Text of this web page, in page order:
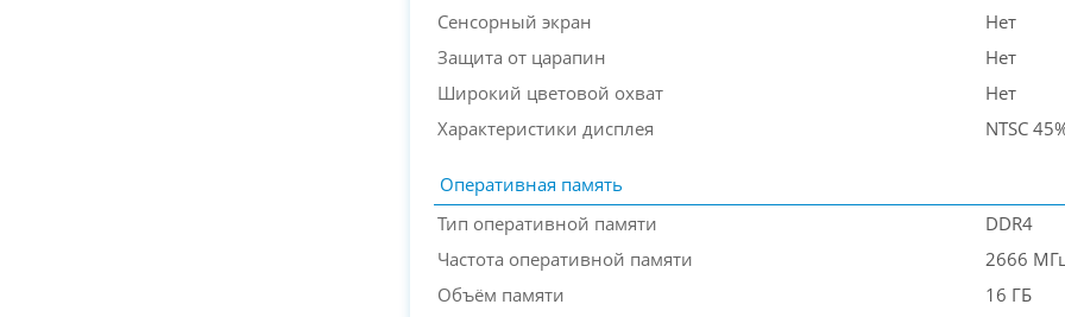
Сенсорный экран
Нет
Защита от царапин
Нет
Широкий цветовой охват
Нет
Характеристики дисплея
NTSC
Оперативная память
Тип оперативной памяти
DDR4
Частота оперативной памяти
2666
Объём памяти
16 ГБ